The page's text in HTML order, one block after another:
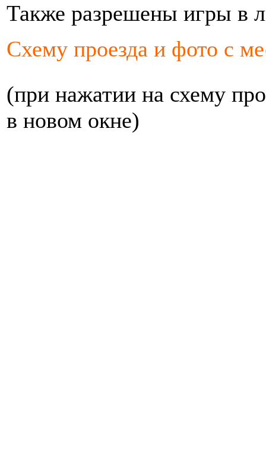
Также разрешены игры в
Схему проезда и фото с
(при нажатии на схему
в новом окне)